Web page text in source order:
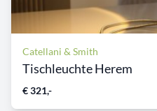
Catellani & Smith
Tischleuchte Herem
€ 321,-